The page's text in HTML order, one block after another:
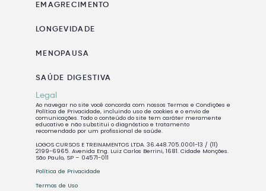
EMAGRECIMENTO
LONGEVIDADE
MENOPAUSA
SAÚDE DIGESTIVA
Legal
Ao navegar no site você concorda com nossos Termos e Condições e
Política de Privacidade, incluindo uso de cookies e o envio de
comunicações. Todo o conteúdo do site tem caráter meramente
educativo e não substitui o diagnóstico e tratamento
recomendado por um profissional de saúde.
LOGOS CURSOS E TREINAMENTOS LTDA. 36.448.705.0001-13 / (11)
2199-6965. Avenida Eng. Luiz Carlos Berrini, 1681. Cidade Monções.
São Paulo, SP – 04571-011
Política de Privacidade
Termos de Uso